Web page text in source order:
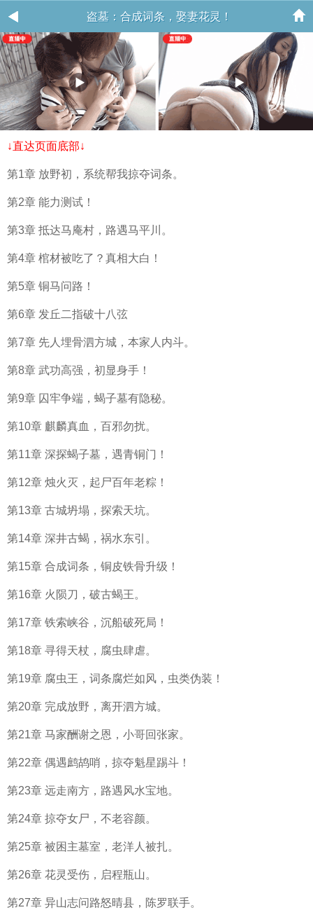
盗墓：合成词条，娶妻花灵！
↓直达页面底部↓
第1章 放野初，系统帮我掠夺词条。
第2章 能力测试！
第3章 抵达马庵村，路遇马平川。
第4章 棺材被吃了？真相大白！
第5章 铜马问路！
第6章 发丘二指破十八弦
第7章 先人埋骨泗方城，本家人内斗。
第8章 武功高强，初显身手！
第9章 囚牢争端，蝎子墓有隐秘。
第10章 麒麟真血，百邪勿扰。
第11章 深探蝎子墓，遇青铜门！
第12章 烛火灭，起尸百年老粽！
第13章 古城坍塌，探索天坑。
第14章 深井古蝎，祸水东引。
第15章 合成词条，铜皮铁骨升级！
第16章 火陨刀，破古蝎王。
第17章 铁索峡谷，沉船破死局！
第18章 寻得天杖，腐虫肆虐。
第19章 腐虫王，词条腐烂如风，虫类伪装！
第20章 完成放野，离开泗方城。
第21章 马家酬谢之恩，小哥回张家。
第22章 偶遇鹧鸪哨，掠夺魁星踢斗！
第23章 远走南方，路遇风水宝地。
第24章 掠夺女尸，不老容颜。
第25章 被困主墓室，老洋人被扎。
第26章 花灵受伤，启程瓶山。
第27章 异山志问路怒晴县，陈罗联手。